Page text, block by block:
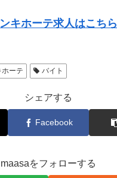
キホーテ求人はこちら
ホーテ バイト
シェアする
Facebook
maasaをフォローする